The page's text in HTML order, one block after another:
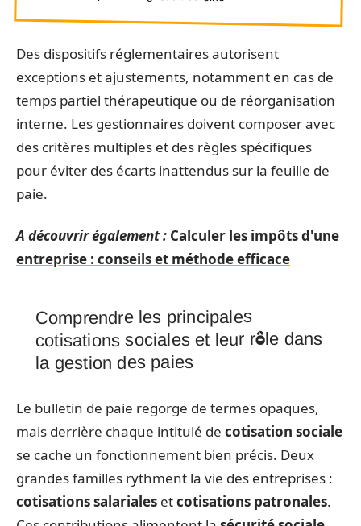
Des dispositifs réglementaires autorisent
exceptions et ajustements, notamment en cas de
temps partiel thérapeutique ou de réorganisation
interne. Les gestionnaires doivent composer avec
des critères multiples et des règles spécifiques
pour éviter des écarts inattendus sur la feuille de
paie.
A découvrir également : Calculer les impôts d'une
entreprise : conseils et méthode efficace
Comprendre les principales
cotisations sociales et leur rôle dans
la gestion des paies
Le bulletin de paie regorge de termes opaques,
mais derrière chaque intitulé de cotisation sociale
se cache un fonctionnement bien précis. Deux
grandes familles rythment la vie des entreprises :
cotisations salariales etcotisations patronales.